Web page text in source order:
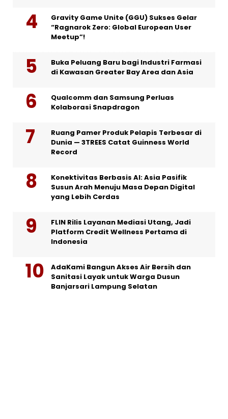
Gravity Game Unite (GGU) Sukses Gelar
“Ragnarok Zero: Global European User
Meetup”!
Buka Peluang Baru bagi Industri Farmasi
di Kawasan Greater Bay Area dan Asia
Qualcomm dan Samsung Perluas
Kolaborasi Snapdragon
Ruang Pamer Produk Pelapis Terbesar di
Dunia — 3TREES Catat Guinness World
Record
Konektivitas Berbasis AI: Asia Pasifik
Susun Arah Menuju Masa Depan Digital
yang Lebih Cerdas
FLIN Rilis Layanan Mediasi Utang, Jadi
Platform Credit Wellness Pertama di
Indonesia
AdaKami Bangun Akses Air Bersih dan
Sanitasi Layak untuk Warga Dusun
Banjarsari Lampung Selatan